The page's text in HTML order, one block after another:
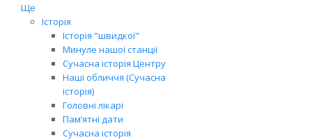
Ще
Історія
Історія "швидкої"
Минуле нашої станції
Сучасна історія Центру
Наші обличчя (Сучасна
історія)
Головні лікарі
Пам’ятні дати
Сучасна історія